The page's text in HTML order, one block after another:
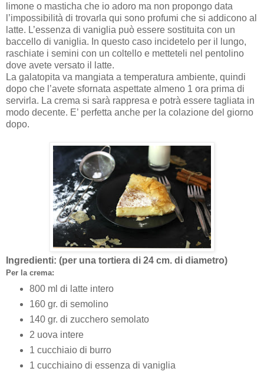
limone o masticha che io adoro ma non propongo data
l’impossibilità di trovarla qui sono profumi che si addicono al
latte. L’essenza di vaniglia può essere sostituita con un
baccello di vaniglia. In questo caso incidetelo per il lungo,
raschiate i semini con un coltello e metteteli nel pentolino
dove avete versato il latte.
La galatopita va mangiata a temperatura ambiente, quindi
dopo che l’avete sfornata aspettate almeno 1 ora prima di
servirla. La crema si sarà rappresa e potrà essere tagliata in
modo decente. E’ perfetta anche per la colazione del giorno
dopo.
Ingredienti: (per una tortiera di 24 cm. di diametro)
Per la crema:
800 ml di latte intero
160 gr. di semolino
140 gr. di zucchero semolato
2 uova intere
1 cucchiaio di burro
1 cucchiaino di essenza di vaniglia